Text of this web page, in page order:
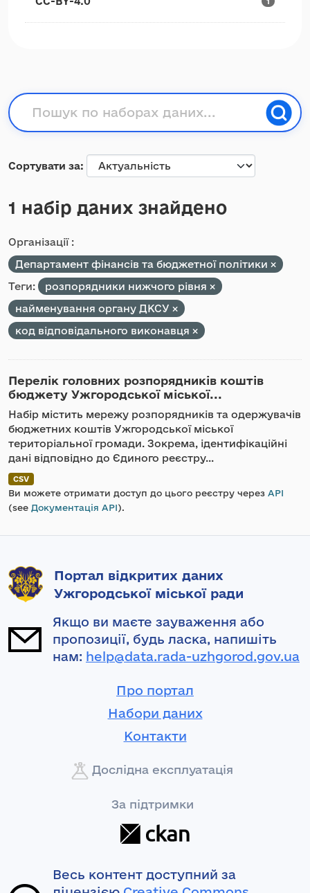
Сортувати за
1 набір даних знайдено
Організації :
Департамент фінансів та бюджетної політики
Теги:
розпорядники нижчого рівня
найменування органу ДКСУ
код відповідального виконавця
Перелік головних розпорядників коштів
бюджету Ужгородської міської...
Набір містить мережу розпорядників та одержувачів
бюджетних коштів Ужгородської міської
територіальної громади. Зокрема, ідентифікаційні
дані відповідно до Єдиного реєстру...
CSV
Ви можете отримати доступ до цього реєстру через API
(see Документація API).
Портал відкритих даних
Ужгородської міської ради
Якщо ви маєте зауваження або
пропозиції, будь ласка, напишіть
нам: help@data.rada-uzhgorod.gov.ua
Про портал
Набори даних
Контакти
Дослідна експлуатація
За підтримки
Весь контент доступний за